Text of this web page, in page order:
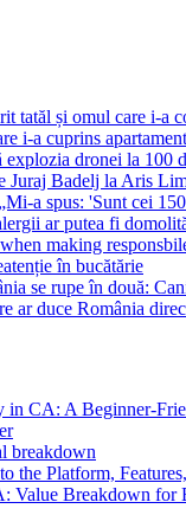
și omul care i-a
i-a cuprins
dronei la 100
Juraj Badelj la Aris
a spus: 'Sunt cei
ar putea fi
making
în bucătărie
se rupe în două:
ar duce România
in CA: A Beginner-
breakdown
the Platform,
Value Breakdown for